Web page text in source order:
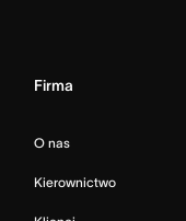
Firma
O nas
Kierownictwo